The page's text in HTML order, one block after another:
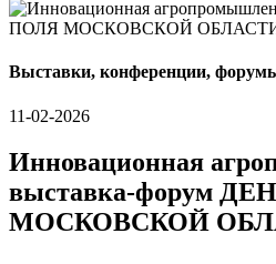
Выставки, конференции,
11-02-2026
Инновационная
выставка-форум
МОСКОВСКОЙ